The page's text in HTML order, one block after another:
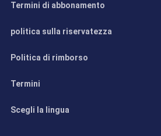
Termini di abbonamento
politica sulla riservatezza
Politica di rimborso
Termini
Scegli la lingua